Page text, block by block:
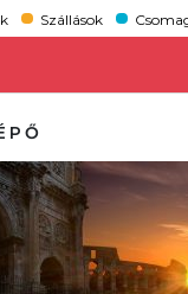
Szállások